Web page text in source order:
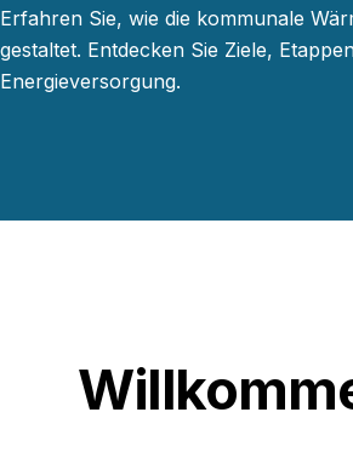
Erfahren Sie, wie die kommunale
gestaltet. Entdecken Sie Ziele,
Energieversorgung.